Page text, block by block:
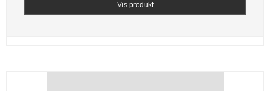
Vis produkt